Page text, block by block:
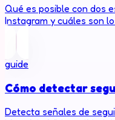
Qué es posible con dos
Instagram y cuáles son
guide
Cómo detectar
Detecta señales de